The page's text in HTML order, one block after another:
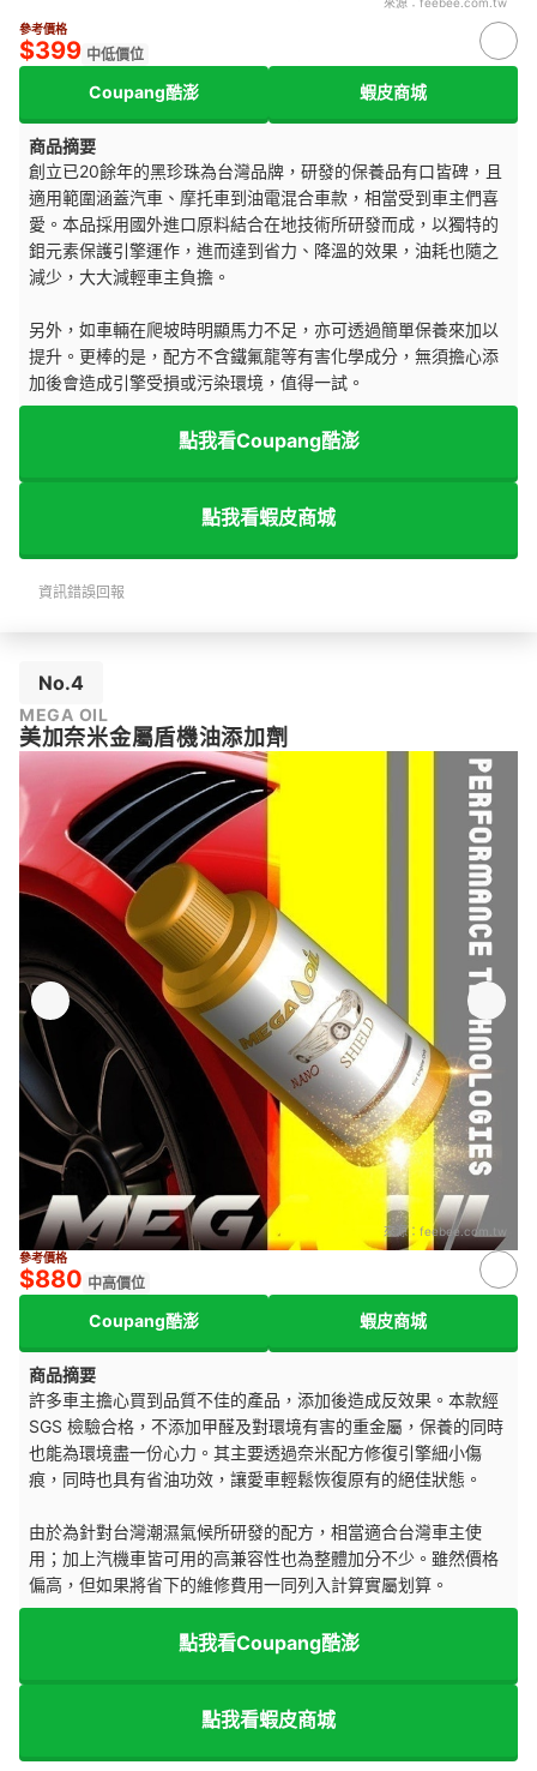
參考價格
$399 中低價位
Coupang酷澎 蝦皮商城
商品摘要
創立已20餘年的黑珍珠為台灣品牌，研發的保養品有口皆碑，且
適用範圍涵蓋汽車、摩托車到油電混合車款，相當受到車主們喜
愛。本品採用國外進口原料結合在地技術所研發而成，以獨特的
鉬元素保護引擎運作，進而達到省力、降溫的效果，油耗也隨之
減少，大大減輕車主負擔。
另外，如車輛在爬坡時明顯馬力不足，亦可透過簡單保養來加以
提升。更棒的是，配方不含鐵氟龍等有害化學成分，無須擔心添
加後會造成引擎受損或污染環境，值得一試。
點我看Coupang酷澎
點我看蝦皮商城
資訊錯誤回報
No.4
MEGA OIL
美加奈米金屬盾機油添加劑
來源： feebee.com.tw
參考價格
$880 中高價位
Coupang酷澎 蝦皮商城
商品摘要
許多車主擔心買到品質不佳的產品，添加後造成反效果。本款經
SGS 檢驗合格，不添加甲醛及對環境有害的重金屬，保養的同時
也能為環境盡一份心力。其主要透過奈米配方修復引擎細小傷
痕，同時也具有省油功效，讓愛車輕鬆恢復原有的絕佳狀態。
由於為針對台灣潮濕氣候所研發的配方，相當適合台灣車主使
用；加上汽機車皆可用的高兼容性也為整體加分不少。雖然價格
偏高，但如果將省下的維修費用一同列入計算實屬划算。
點我看Coupang酷澎
點我看蝦皮商城